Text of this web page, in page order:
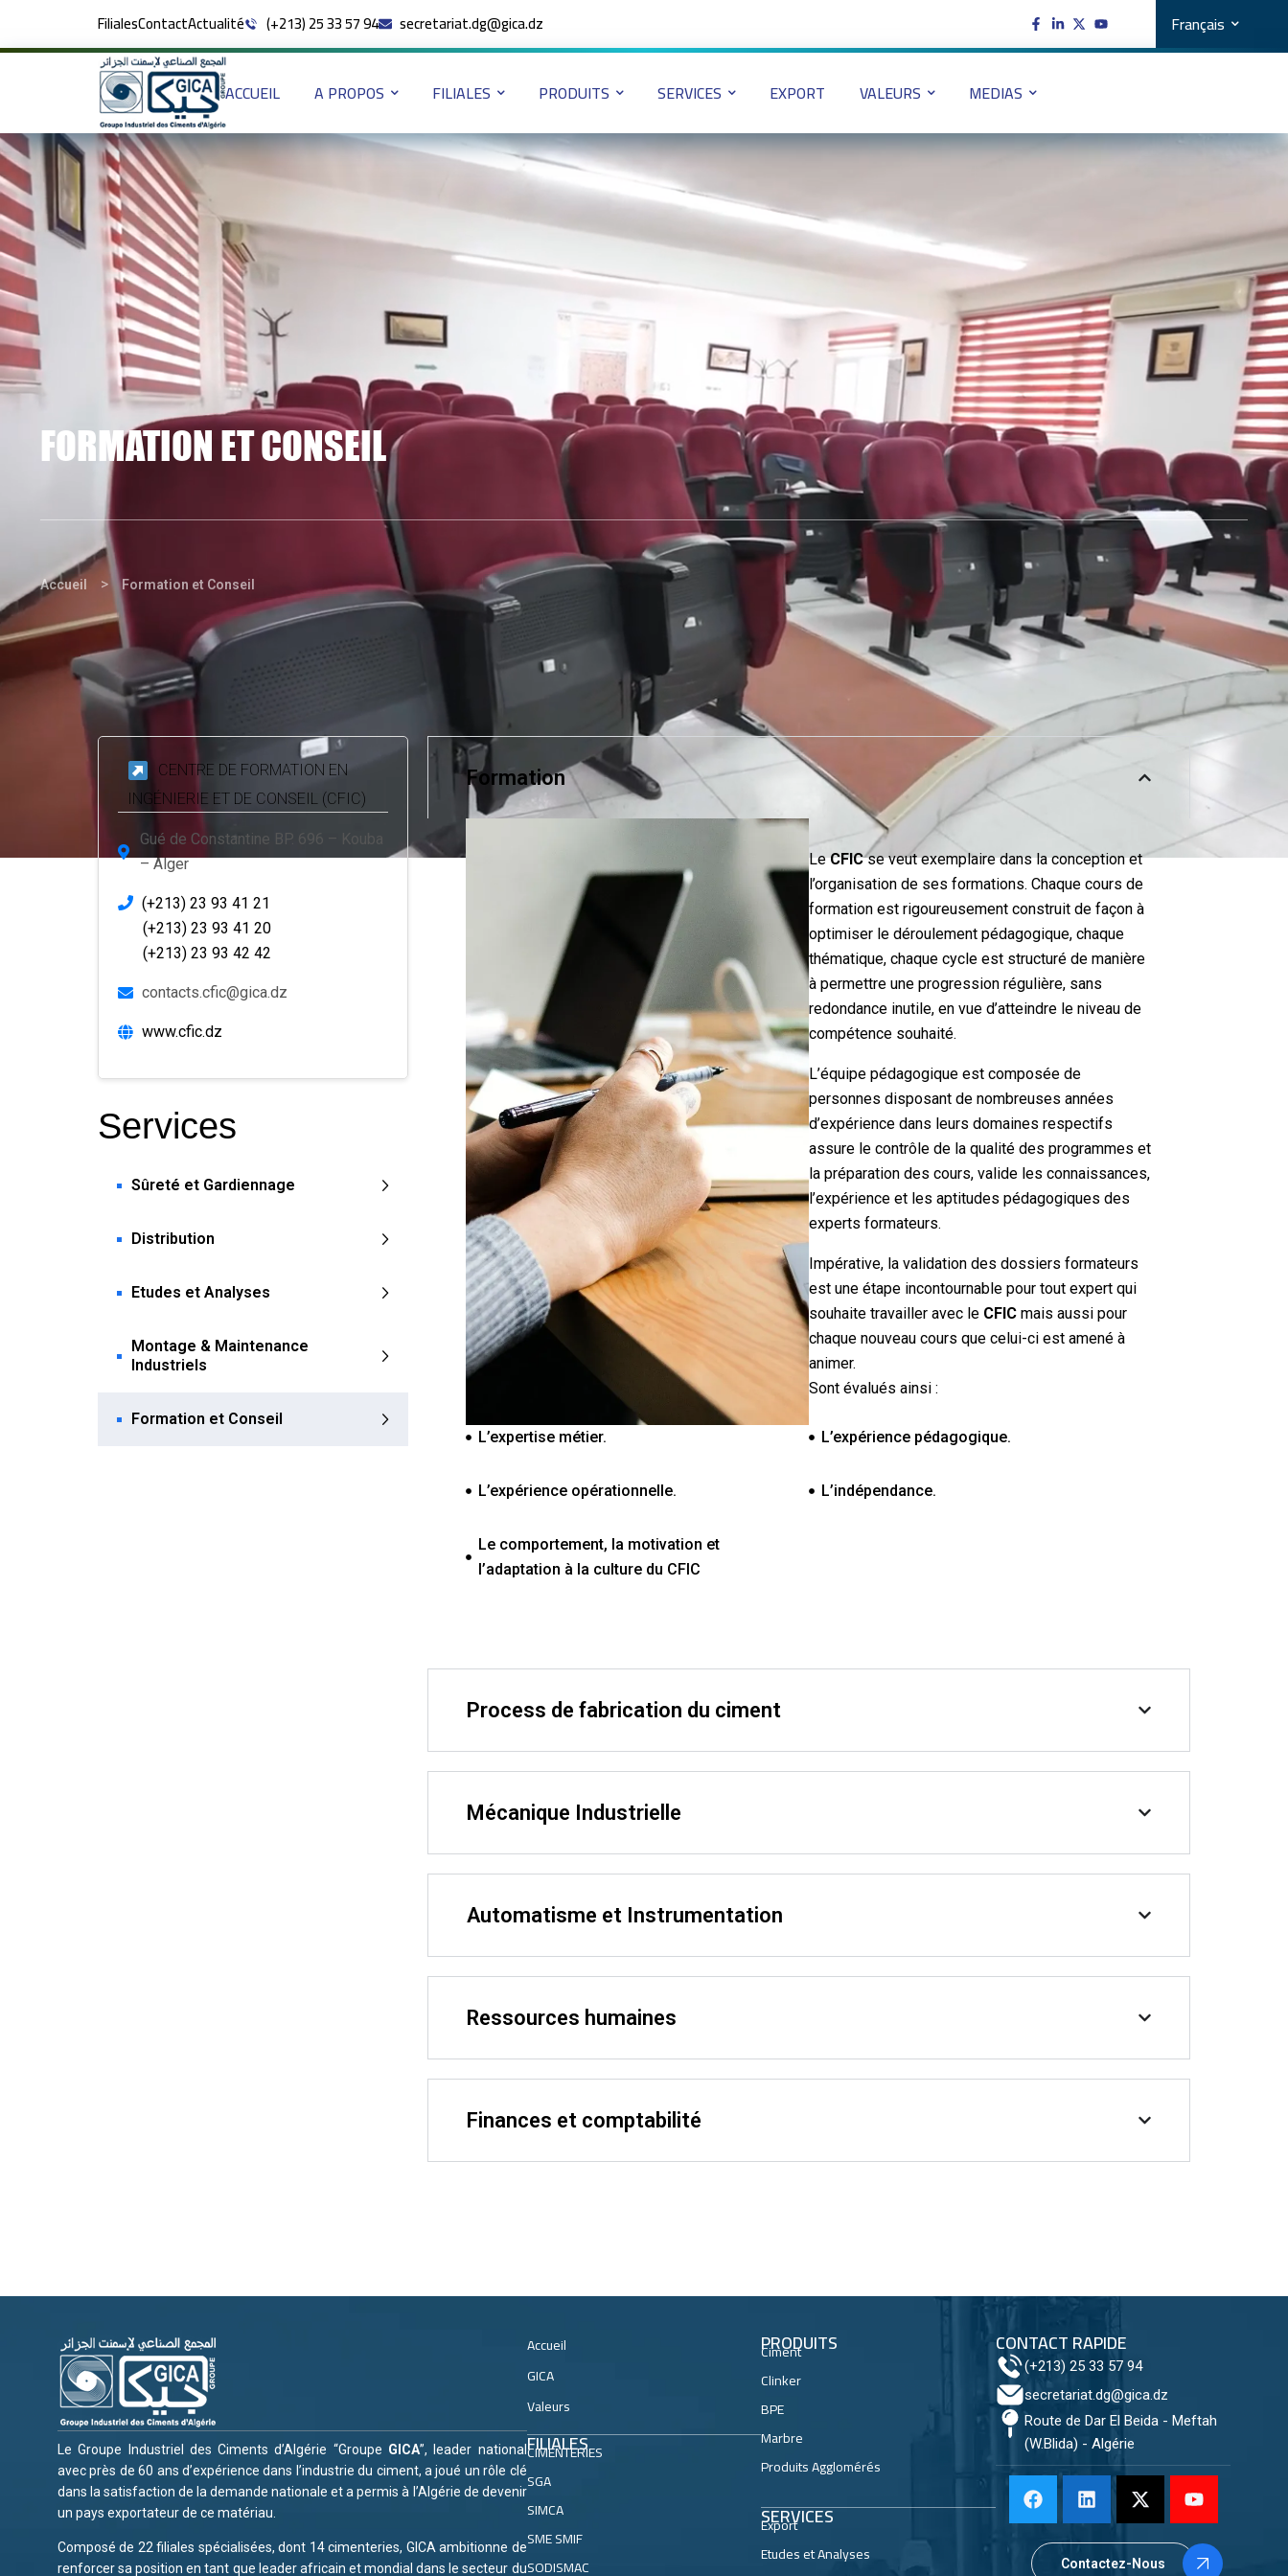
FilialesContactActualité (+213) 25 33 57 94 secretariat.dg@gica.dz Français
ACCUEIL A PROPOS FILIALES PRODUITS SERVICES EXPORT VALEURS MEDIAS
FORMATION ET CONSEIL
Accueil > Formation et Conseil
CENTRE DE FORMATION EN
INGÉNIERIE ET DE CONSEIL (CFIC)
Gué de Constantine BP. 696 – Kouba
– Alger
(+213) 23 93 41 21
(+213) 23 93 41 20
(+213) 23 93 42 42
contacts.cfic@gica.dz
www.cfic.dz
Services
Sûreté et Gardiennage
Distribution
Etudes et Analyses
Montage & Maintenance
Industriels
Formation et Conseil
Formation
LeCFICse veut exemplaire dans la conception et
l’organisation de ses formations. Chaque cours de
formation est rigoureusement construit de façon à
optimiser le déroulement pédagogique, chaque
thématique, chaque cycle est structuré de manière
à permettre une progression régulière, sans
redondance inutile, en vue d’atteindre le niveau de
compétence souhaité.
L’équipe pédagogique est composée de
personnes disposant de nombreuses années
d’expérience dans leurs domaines respectifs
assure le contrôle de la qualité des programmes et
la préparation des cours, valide les connaissances,
l’expérience et les aptitudes pédagogiques des
experts formateurs.
Impérative, la validation des dossiers formateurs
est une étape incontournable pour tout expert qui
souhaite travailler avec le CFICmais aussi pour
chaque nouveau cours que celui-ci est amené à
animer.
Sont évalués ainsi :
L’expertise métier.
L’expérience opérationnelle.
Le comportement, la motivation et
l’adaptation à la culture du CFIC
L’expérience pédagogique.
L’indépendance.
Process de fabrication du ciment
Mécanique Industrielle
Automatisme et Instrumentation
Ressources humaines
Finances et comptabilité
Le Groupe Industriel des Ciments d’Algérie “Groupe GICA”, leader national
avec près de 60 ans d’expérience dans l’industrie du ciment, a joué un rôle clé
dans la satisfaction de la demande nationale et a permis à l’Algérie de devenir
un pays exportateur de ce matériau.
Composé de 22 filiales spécialisées, dont 14 cimenteries, GICA ambitionne de
renforcer sa position en tant que leader africain et mondial dans le secteur du
Accueil
GICA
Valeurs
FILIALES
CIMENTERIES
SGA
SIMCA
SME SMIF
SODISMAC
PRODUITS
Ciment
Clinker
BPE
Marbre
Produits Agglomérés
SERVICES
Export
Etudes et Analyses
CONTACT RAPIDE
(+213) 25 33 57 94
secretariat.dg@gica.dz
Route de Dar El Beida - Meftah
(W.Blida) - Algérie
Contactez-Nous